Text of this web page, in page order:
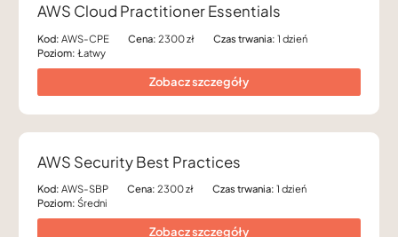
AWS Cloud Practitioner Essentials
Kod: AWS-CPE Cena: 2300 zł Czas trwania: 1 dzień
Poziom: Łatwy
Zobacz szczegóły
AWS Security Best Practices
Kod: AWS-SBP Cena: 2300 zł Czas trwania: 1 dzień
Poziom: Średni
Zobacz szczegóły